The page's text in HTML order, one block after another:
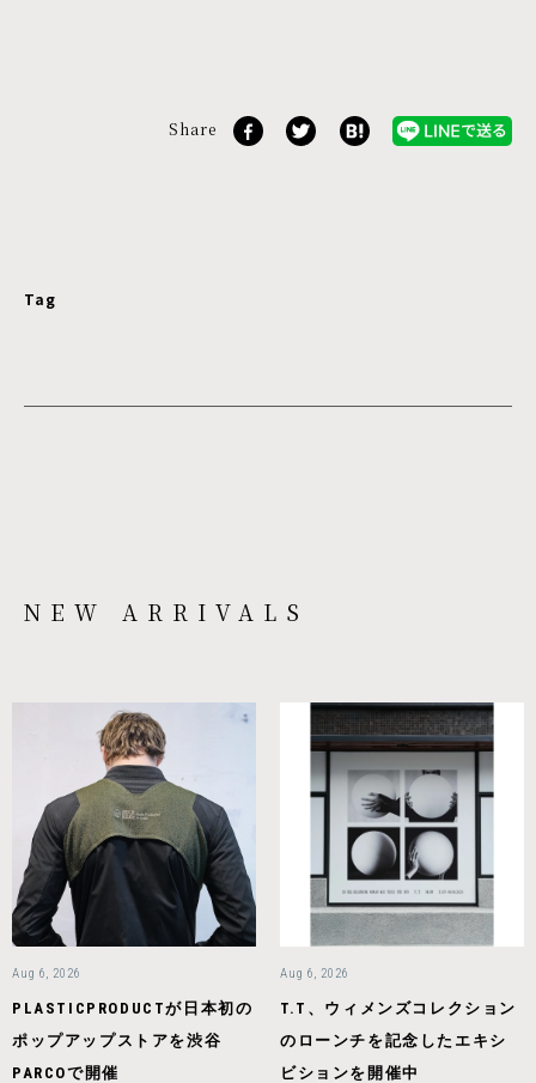
Share
Tag
NEW ARRIVALS
Aug 6, 2026
PLASTICPRODUCTが日本初の
ポップアップストアを渋谷
PARCOで開催
Aug 6, 2026
T.T、ウィメンズコレクション
のローンチを記念したエキシ
ビションを開催中